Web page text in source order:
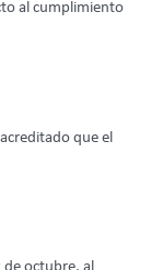
al cumplimiento
que el